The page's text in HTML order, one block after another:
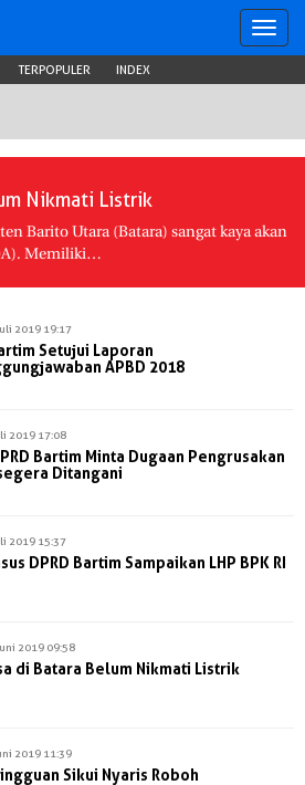
TERPOPULER INDEX
Nikmati Listrik
Barito Utara (Batara) sangat kaya akan
Memiliki…
2019 19:17
Setujui Laporan
APBD 2018
2019 17:08
Bartim Minta Dugaan Pengrusakan
Ditangani
2019 15:37
DPRD Bartim Sampaikan LHP BPK RI
2019 09:58
di Batara Belum Nikmati Listrik
2019 11:39
Sikui Nyaris Roboh